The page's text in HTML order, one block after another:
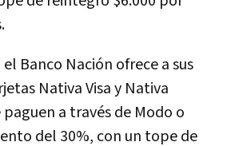
el Banco Nación ofrece a sus
Nativa Visa y Nativa
a través de Modo o
del 30%, con un tope de